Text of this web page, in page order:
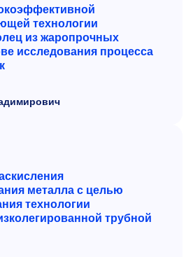
технологии
из жаропрочных
исследования процесса
металла с целью
технологии
трубной